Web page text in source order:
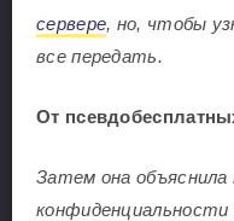
сервере, но, чтобы
все передать.
От
Затем она объяснила
конфиденциальности